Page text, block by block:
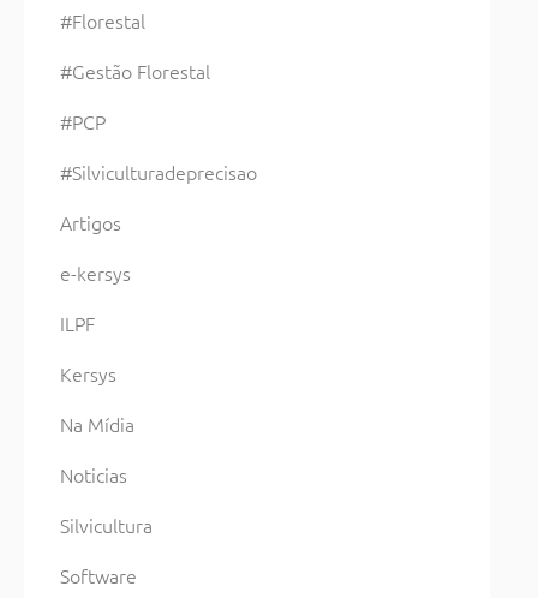
#Florestal
#Gestão Florestal
#PCP
#Silviculturadeprecisao
Artigos
e-kersys
ILPF
Kersys
Na Mídia
Noticias
Silvicultura
Software